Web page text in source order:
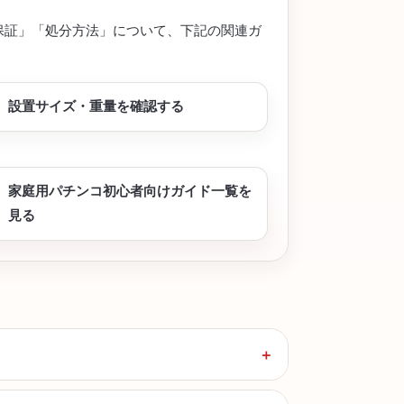
」「処分方法」について、下記の関連ガ
設置サイズ・重量を確認する
家庭用パチンコ初心者向けガイド一覧を
見る